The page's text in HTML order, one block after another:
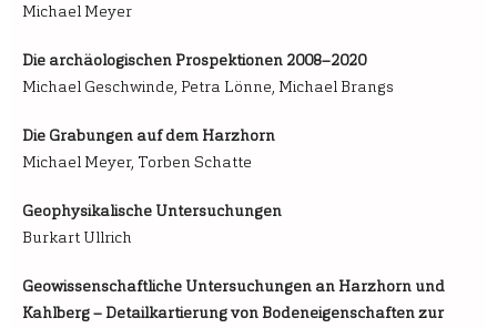
Michael Meyer
Die archäologischen Prospektionen 2008–2020
Michael Geschwinde, Petra Lönne, Michael Brangs
Die Grabungen auf dem Harzhorn
Michael Meyer, Torben Schatte
Geophysikalische Untersuchungen
Burkart Ullrich
Geowissenschaftliche Untersuchungen an Harzhorn und
Kahlberg – Detailkartierung von Bodeneigenschaften zur